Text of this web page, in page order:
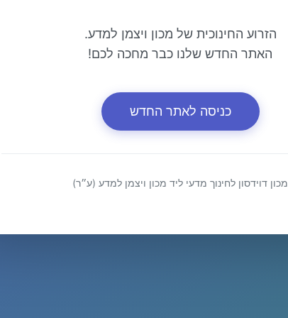
הזרוע החינוכית של מכון ויצמן למדע.
האתר החדש שלנו כבר מחכה לכם!
כניסה לאתר החדש
מכון דוידסון לחינוך מדעי ליד מכון ויצמן למדע (ע״ר)